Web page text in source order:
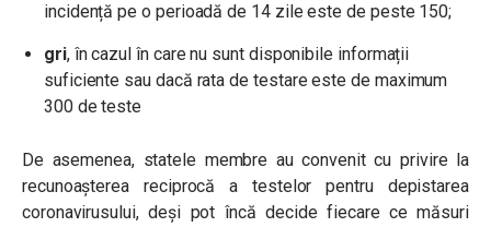
incidență pe o perioadă de 14 zile este de peste 150;
gri, în cazul în care nu sunt disponibile informații
suficiente sau dacă rata de testare este de maximum
300 de teste
De asemenea, statele membre au convenit cu privire la
recunoașterea reciprocă a testelor pentru depistarea
coronavirusului, deși pot încă decide fiecare ce măsuri